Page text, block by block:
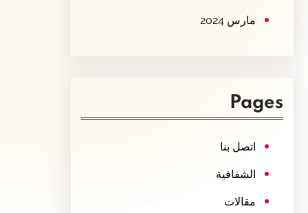
مارس 2024
Pages
اتصل بنا
الشفافية
مقالات